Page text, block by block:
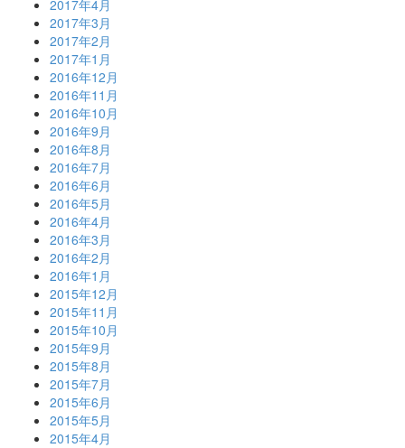
2017年4月
2017年3月
2017年2月
2017年1月
2016年12月
2016年11月
2016年10月
2016年9月
2016年8月
2016年7月
2016年6月
2016年5月
2016年4月
2016年3月
2016年2月
2016年1月
2015年12月
2015年11月
2015年10月
2015年9月
2015年8月
2015年7月
2015年6月
2015年5月
2015年4月